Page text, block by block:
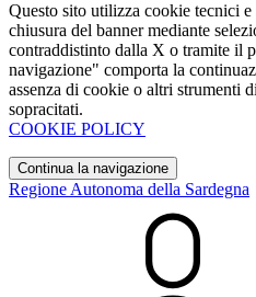
Questo sito utilizza cookie tecnici
chiusura del banner mediante
contraddistinto dalla X o tramite il
navigazione" comporta la
assenza di cookie o altri strumenti
sopracitati.
COOKIE POLICY
Continua la navigazione
Regione Autonoma della Sardegna